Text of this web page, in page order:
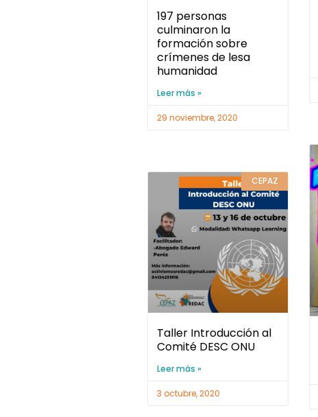
197 personas
culminaron la
formación sobre
crímenes de lesa
humanidad
Leer más »
29 noviembre, 2020
CEPAZ
Taller Introducción al
Comité DESC ONU
Leer más »
3 octubre, 2020